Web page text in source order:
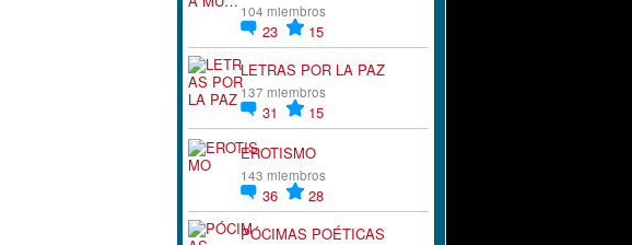
104 miembros
23
15
LETRAS POR LA PAZ
137 miembros
31
15
EROTISMO
143 miembros
36
28
PÓCIMAS POÉTICAS